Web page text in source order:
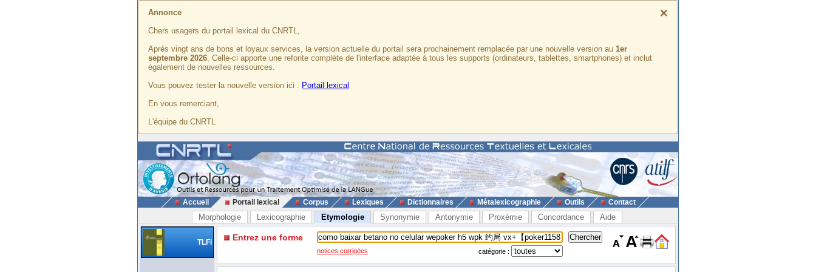
×
Annonce
Chers usagers du portail lexical du CNRTL,
Après vingt ans de bons et loyaux services, la version actuelle du portail sera prochainement remplacée par une nouvelle version au 1er
septembre 2026. Celle-ci apporte une refonte complète de l'interface adaptée à tous les supports (ordinateurs, tablettes, smartphones) et inclut
également de nouvelles ressources.
Vous pouvez tester la nouvelle version ici : Portail lexical
En vous remerciant,
L'équipe du CNRTL
Accueil Portail lexical Corpus Lexiques Dictionnaires Métalexicographie Outils Contact
Morphologie Lexicographie Etymologie Synonymie Antonymie Proxémie Concordance Aide
TLFi Entrez une forme
notices corrigées catégorie :